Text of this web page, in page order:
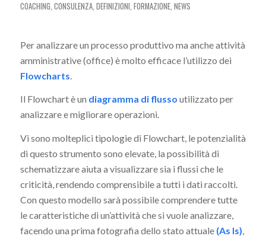
COACHING, CONSULENZA, DEFINIZIONI, FORMAZIONE, NEWS
Per analizzare un processo produttivo ma anche attività
amministrative (office) è molto efficace l’utilizzo dei
Flowcharts
Il Flowchart è un diagramma di flusso utilizzato per
analizzare e migliorare operazioni.
Vi sono molteplici tipologie di Flowchart, le potenzialità
di questo strumento sono elevate, la possibilità di
schematizzare aiuta a visualizzare sia i flussi che le
criticità, rendendo comprensibile a tutti i dati raccolti.
Con questo modello sarà possibile comprendere tutte
le caratteristiche di un’attività che si vuole analizzare,
facendo una prima fotografia dello stato attuale (As Is)